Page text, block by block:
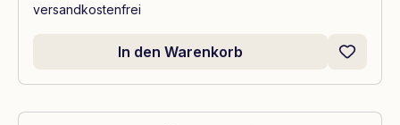
versandkostenfrei
In den Warenkorb